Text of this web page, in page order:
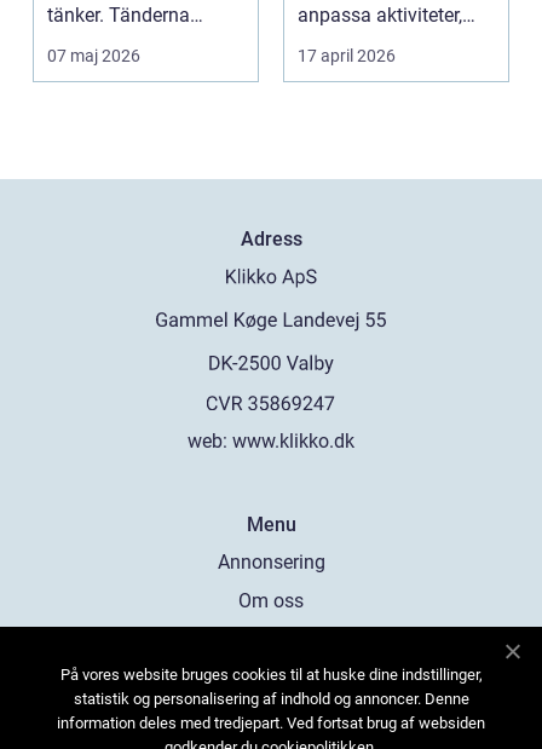
tänker. Tänderna
påverkar hur vi må...
07 maj 2026
anpassa aktiviteter,
miljö och hjälpmede...
17 april 2026
Adress
web: www.klikko.dk
Menu
Annonsering
Om oss
Kontakta oss
Sitemap
På vores website bruges cookies til at huske dine indstillinger,
statistik og personalisering af indhold og annoncer. Denne
information deles med tredjepart. Ved fortsat brug af websiden